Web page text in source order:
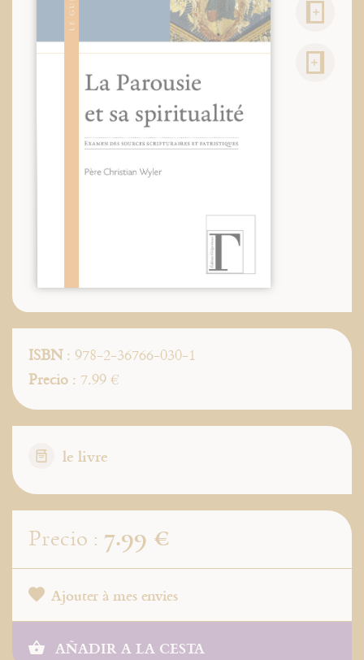
ISBN: 978-2-36766-030-1
Precio : 7.99 €
le livre
Precio : 7.99 €
Ajouter à mes envies
AÑADIR A LA CESTA